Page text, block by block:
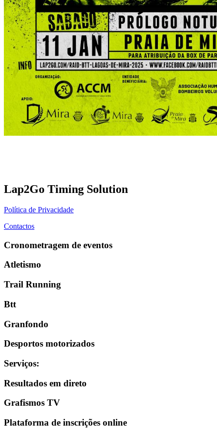
Lap2Go Timing Solution
Política de Privacidade
Contactos
Cronometragem de eventos
Atletismo
Trail Running
Btt
Granfondo
Desportos motorizados
Serviços:
Resultados em direto
Grafismos TV
Plataforma de inscrições online